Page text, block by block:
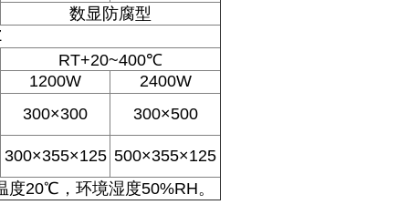
数显防腐型
RT+20~400℃
1200W
2400W
300×300
300×500
300×355×125 500×355×125
20℃，环境湿度50%RH。